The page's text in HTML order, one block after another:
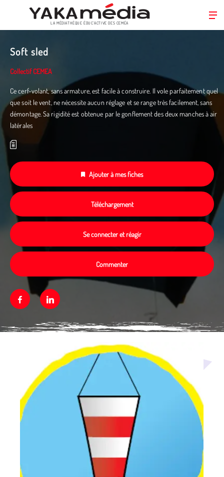
principal
LA MÉDIATHÈQUE ÉDUC’ACTIVE DES CEMÉA
Soft sled
Collectif CEMEA
Ce cerf-volant, sans armature, est facile à construire. Il vole parfaitement quel
que soit le vent, ne nécessite aucun réglage et se range très facilement, sans
démontage. Sa rigidité est obtenue par le gonflement des deux manches à air
latérales
Ajouter à mes fiches
Téléchargement
Se connecter et réagir
Commenter
FacebookLinkedin